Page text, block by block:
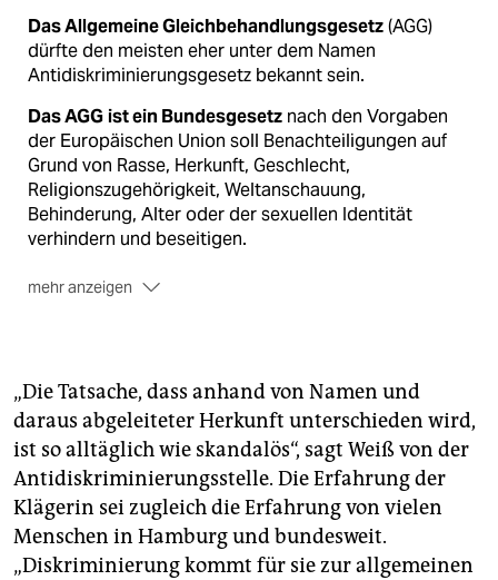
Das Allgemeine Gleichbehandlungsgesetz(AGG)
dürfte den meisten eher unter dem Namen
Antidiskriminierungsgesetz bekannt sein.
Das AGGist ein Bundesgesetz nach den Vorgaben
der Europäischen Union soll Benachteiligungen auf
Grund von Rasse, Herkunft, Geschlecht,
Religionszugehörigkeit, Weltanschauung,
Behinderung, Alter oder der sexuellen Identität
verhindern und beseitigen.
mehr anzeigen
„Die Tatsache, dass anhand von Namen und
daraus abgeleiteter Herkunft unterschieden wird,
ist so alltäglich wie skandalös“, sagt Weiß von der
Antidiskriminierungsstelle. Die Erfahrung der
Klägerin sei zugleich die Erfahrung von vielen
Menschen in Hamburg und bundesweit.
„Diskriminierung kommt für sie zur allgemeinen